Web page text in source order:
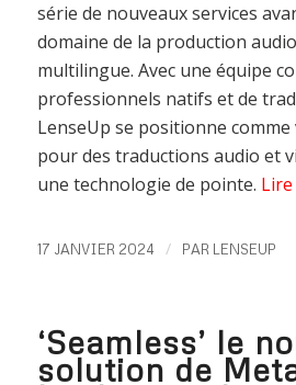
série de nouveaux services
domaine de la production
multilingue. Avec une équipe
professionnels natifs et de
LenseUp se positionne
pour des traductions audio et
une technologie de pointe.
17 JANVIER 2024 / PAR LENSEUP
‘Seamless’ le
solution de